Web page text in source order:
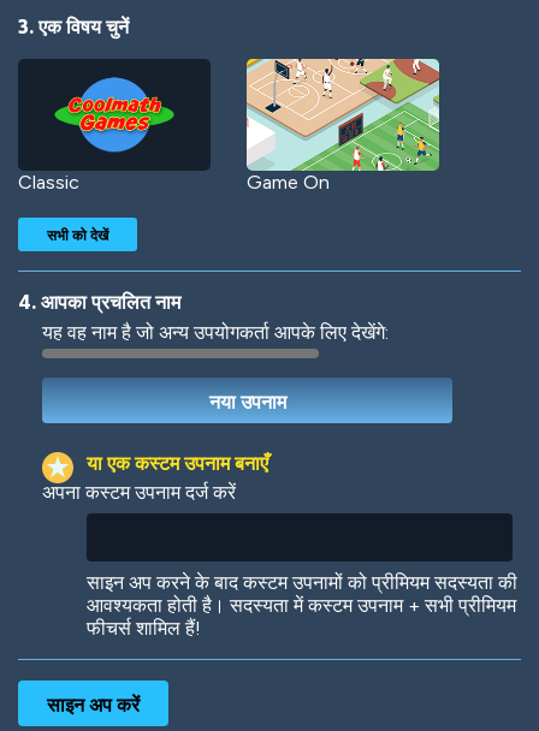
3. एक विषय चुनें
Classic Game On
Woof Jungle Cats
सभी को देखें
4. आपका प्रचलित नाम
यह वह नाम है जो अन्य उपयोगकर्ता आपके लिए देखेंगे:
या एक कस्टम उपनाम बनाएँ
अपना कस्टम उपनाम दर्ज करें
साइन अप करने के बाद कस्टम उपनामों को प्रीमियम सदस्यता की
आवश्यकता होती है। सदस्यता में कस्टम उपनाम + सभी प्रीमियम
फीचर्स शामिल हैं!